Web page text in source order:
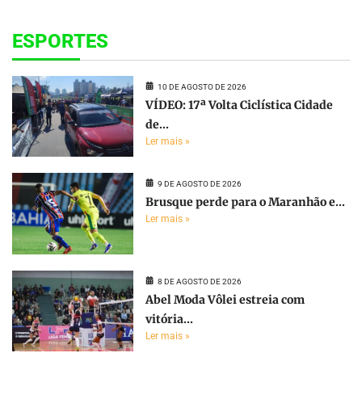
ESPORTES
10 DE AGOSTO DE 2026
VÍDEO: 17ª Volta Ciclística Cidade
de...
Ler mais »
9 DE AGOSTO DE 2026
Brusque perde para o Maranhão e...
Ler mais »
8 DE AGOSTO DE 2026
Abel Moda Vôlei estreia com
vitória...
Ler mais »